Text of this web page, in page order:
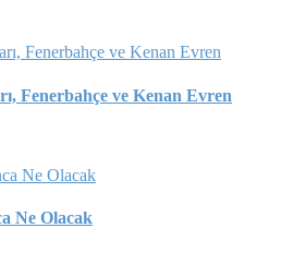
Fenerbahçe ve Kenan Evren
Ne Olacak